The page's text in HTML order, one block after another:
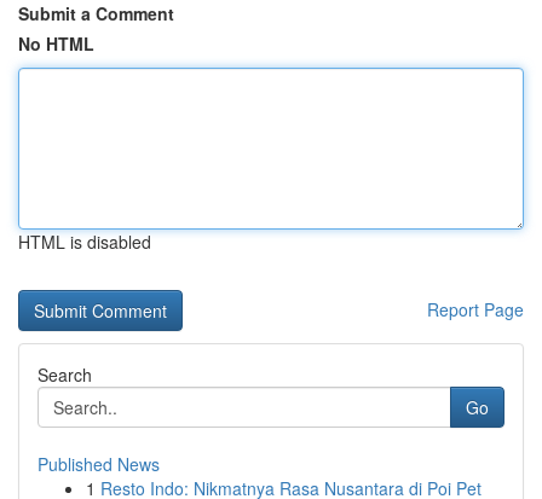
Submit a Comment
No HTML
HTML is disabled
Report Page
Search
Go
Published News
1 Resto Indo: Nikmatnya Rasa Nusantara di Poi Pet